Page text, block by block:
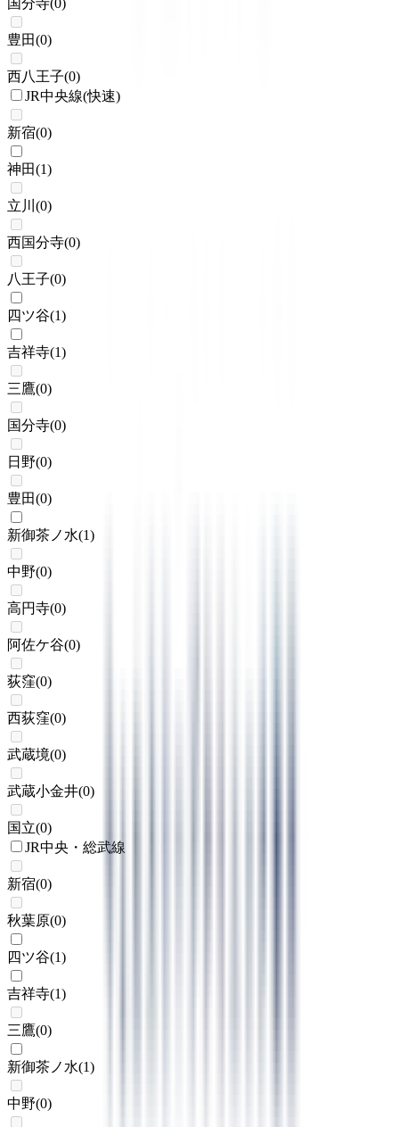
国分寺(0)
豊田(0)
西八王子(0)
JR中央線(快速)
新宿(0)
神田(1)
立川 (0)
西国分寺(0)
八王子(0)
四ツ谷(1)
吉祥寺(1)
三鷹(0)
国分寺(0)
日野(0)
豊田(0)
新御茶ノ水(1)
中野(0)
高円寺(0)
阿佐ケ谷(0)
荻窪(0)
西荻窪(0)
武蔵境(0)
武蔵小金井(0)
国立(0)
JR中央・総武線
新宿(0)
秋葉原(0)
四ツ谷(1)
吉祥寺(1)
三鷹(0)
新御茶ノ水(1)
中野(0)